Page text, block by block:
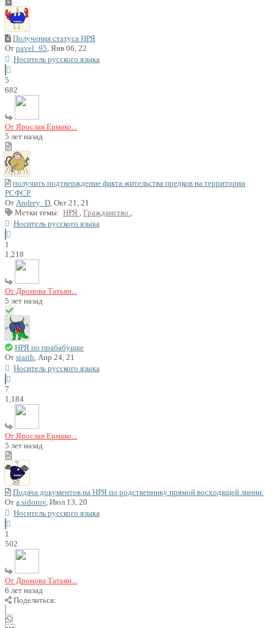
Получения статуса НРЯ
От pavel_95 , Янв 06, 22
Носитель русского языка
5
682
От Ярослав Ермако...
5 лет назад
получить подтверждение факта жительства предков на территории
РСФСР
От Andrey_D , Окт 21, 21
Метки темы: НРЯ Гражданство
Носитель русского языка
1
1,218
От Дронова Татьян...
5 лет назад
НРЯ по прабабушке
От staith , Апр 24, 21
Носитель русского языка
7
1,184
От Ярослав Ермако...
5 лет назад
Подача документов на НРЯ по родственнику прямой восходящей линии.
От a.sidorov, Июл 13, 20
Носитель русского языка
1
502
От Дронова Татьян...
6 лет назад
Поделиться: